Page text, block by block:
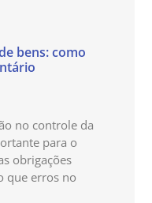
bens: como
no controle da
para o
obrigações
que erros no